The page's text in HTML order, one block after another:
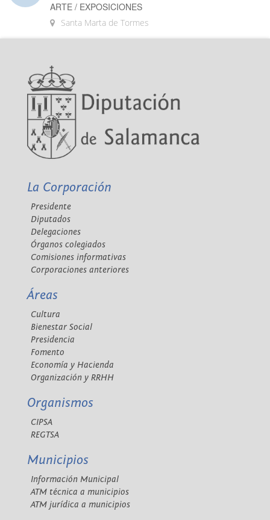
ARTE / EXPOSICIONES
Santa Marta de Tormes
La Corporación
Presidente
Diputados
Delegaciones
Órganos colegiados
Comisiones informativas
Corporaciones anteriores
Áreas
Cultura
Bienestar Social
Presidencia
Fomento
Economía y Hacienda
Organización y RRHH
Organismos
CIPSA
REGTSA
Municipios
Información Municipal
ATM técnica a municipios
ATM jurídica a municipios